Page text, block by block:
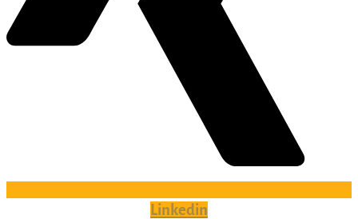
Linkedin